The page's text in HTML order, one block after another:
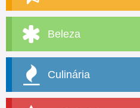
Beleza
Culinária